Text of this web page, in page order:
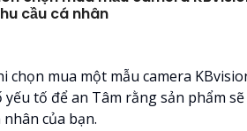
cầu cá nhân
chọn mua một mẫu camera
yếu tố để an Tâm rằng sản phẩm
nhân của bạn.